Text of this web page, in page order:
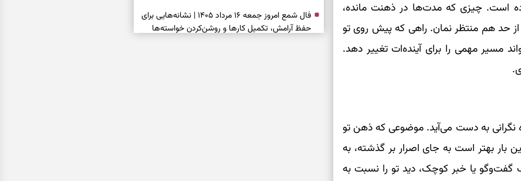
است. چیزی که مدت‌ها در ذهنت مانده،
حد هم منتظر نمان. راهی که پیش روی تو
مسیر مهمی را برای آینده‌ات تغییر دهد.
نگرانی به دست می‌آید. موضوعی که ذهن تو
بار بهتر است به جای اصرار بر گذشته، به
گفت‌وگو یا خبر کوچک، دید تو را نسبت به
فال شمع امروز جمعه ۱۶ مرداد ۱۴۰۵ | نشانه‌هایی برای
حفظ آرامش، تکمیل کارها و روشن‌کردن خواسته‌ها